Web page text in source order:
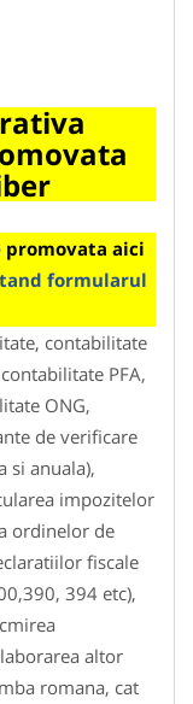
promovata aici
formularul
contabilitate
PFA,
ONG,
de verificare
si anuala),
impozitelor
ordinelor de
fiscale
394 etc),
altor
romana, cat